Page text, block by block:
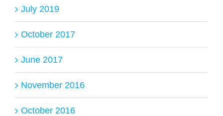
July 2019
October 2017
June 2017
November 2016
October 2016